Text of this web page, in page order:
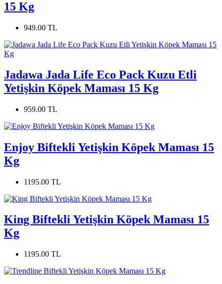
15 Kg
949.00 TL
Jadawa Jada Life Eco Pack Kuzu Etli
Yetişkin Köpek Maması 15 Kg
959.00 TL
Enjoy Biftekli Yetişkin Köpek Maması 15
Kg
1195.00 TL
King Biftekli Yetişkin Köpek Maması 15
Kg
1195.00 TL